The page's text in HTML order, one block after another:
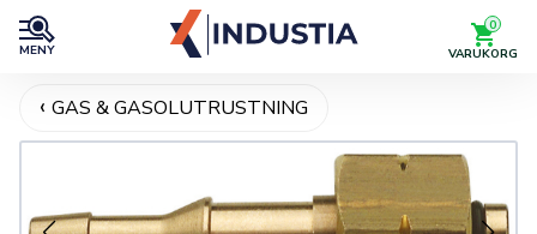
MENY
0
VARUKORG
GAS & GASOLUTRUSTNING